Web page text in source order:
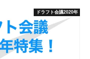
ドラフト会議2020年